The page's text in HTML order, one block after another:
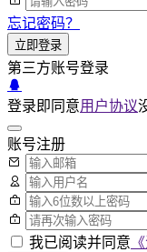
忘记密码？
立即登录
第三方账号登录
登录即同意用户协议
账号注册
我已阅读并同意